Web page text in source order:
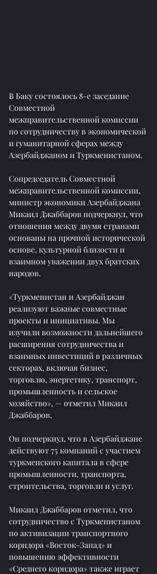
В Баку состоялось 8-е заседание
Совместной
межправительственной комиссии
по сотрудничеству в экономической
и гуманитарной сферах между
Азербайджаном и Туркменистаном.
Сопредседатель Совместной
межправительственной комиссии,
министр экономики Азербайджана
Микаил Джаббаров подчеркнул, что
отношения между двумя странами
основаны на прочной исторической
основе, культурной близости и
взаимном уважении двух братских
народов.
«Туркменистан и Азербайджан
реализуют важные совместные
проекты и инициативы. Мы
изучили возможности дальнейшего
расширения сотрудничества и
взаимных инвестиций в различных
секторах, включая бизнес,
торговлю, энергетику, транспорт,
промышленность и сельское
хозяйство», — отметил Микаил
Джаббаров.
Он подчеркнул, что в Азербайджане
действуют 75 компаний с участием
туркменского капитала в сфере
промышленности, транспорта,
строительства, торговли и услуг.
Микаил Джаббаров отметил, что
сотрудничество с Туркменистаном
по активизации транспортного
коридора «Восток-Запад» и
повышению эффективности
«Среднего коридора» также играет